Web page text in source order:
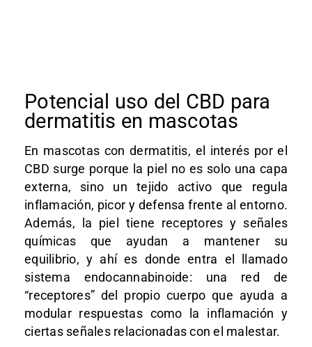
Potencial uso del CBD para
dermatitis en mascotas
En mascotas con dermatitis, el interés por el
CBD surge porque la piel no es solo una capa
externa, sino un tejido activo que regula
inflamación, picor y defensa frente al entorno.
Además, la piel tiene receptores y señales
químicas que ayudan a mantener su
equilibrio, y ahí es donde entra el llamado
sistema endocannabinoide: una red de
“receptores” del propio cuerpo que ayuda a
modular respuestas como la inflamación y
ciertas señales relacionadas con el malestar.